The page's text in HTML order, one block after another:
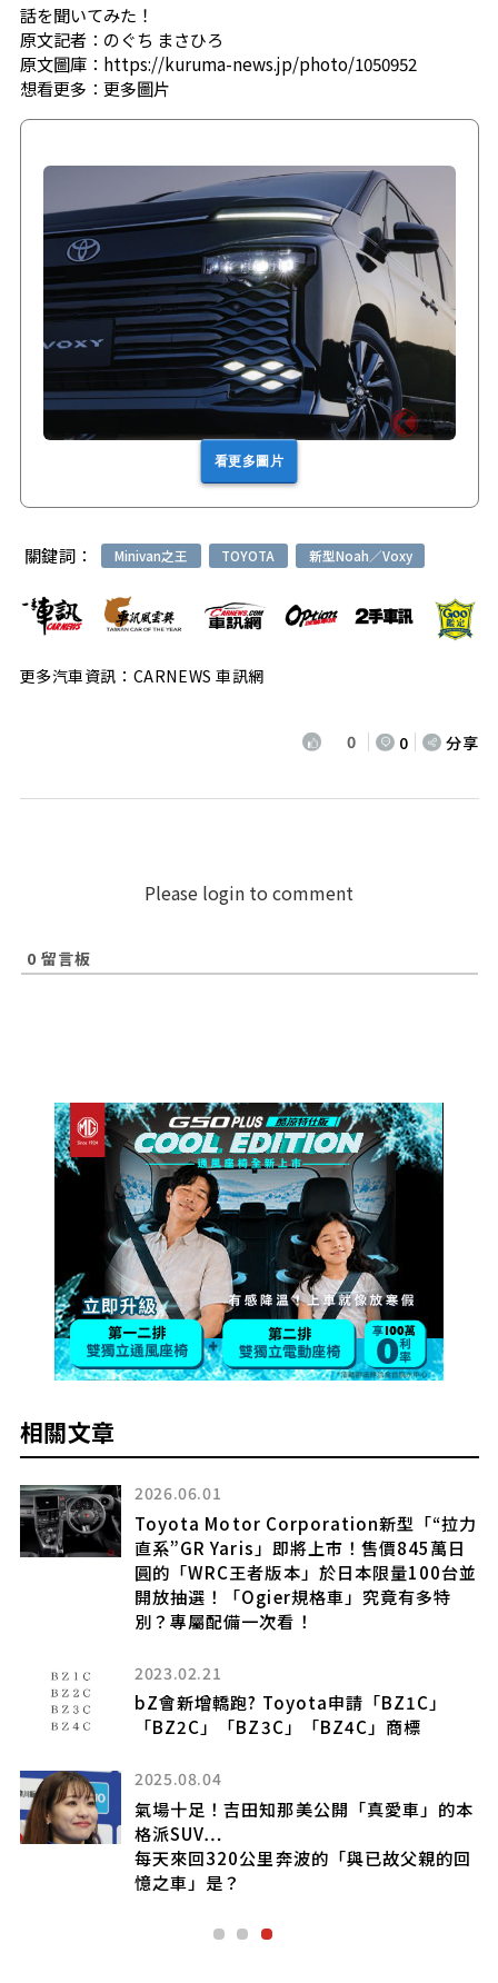
話を聞いてみた！
原文記者：のぐち まさひろ
原文圖庫：https://kuruma-news.jp/photo/1050952
想看更多： 更多圖片
看更多圖片
關鍵詞： Minivan之王 TOYOTA 新型Noah／Voxy
更多汽車資訊：CARNEWS 車訊網
0 0 分享
Please login to comment
0 留言板
相關文章
2026.06.01
Toyota Motor Corporation新型「“拉力
直系”GR Yaris」即將上市！售價845萬日
圓的「WRC王者版本」於日本限量100台並
開放抽選！「Ogier規格車」究竟有多特
別？專屬配備一次看！
2023.02.21
bZ會新增轎跑? Toyota申請「BZ1C」
「BZ2C」「BZ3C」「BZ4C」商標
2025.08.04
氣場十足！吉田知那美公開「真愛車」的本
格派SUV…
每天來回320公里奔波的「與已故父親的回
憶之車」是？